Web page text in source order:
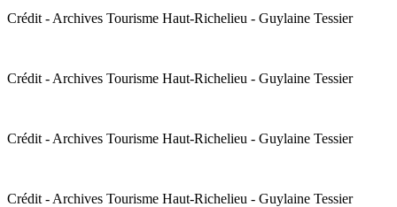
Crédit - Archives Tourisme Haut-Richelieu - Guylaine Tessier
Crédit - Archives Tourisme Haut-Richelieu - Guylaine Tessier
Crédit - Archives Tourisme Haut-Richelieu - Guylaine Tessier
Crédit - Archives Tourisme Haut-Richelieu - Guylaine Tessier